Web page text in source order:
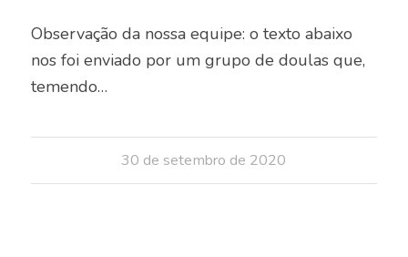
Observação da nossa equipe: o texto abaixo
nos foi enviado por um grupo de doulas que,
temendo…
30 de setembro de 2020